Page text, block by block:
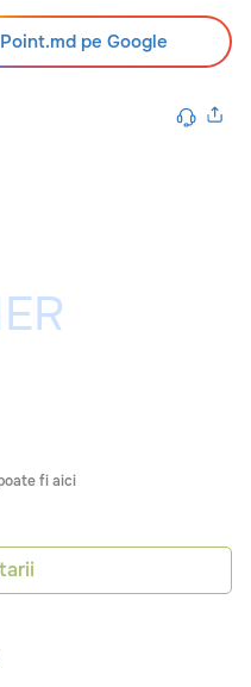
pe Google
fi aici